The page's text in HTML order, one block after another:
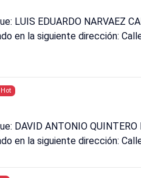
LUIS EDUARDO NARVAEZ
en la siguiente dirección:
Hot
DAVID ANTONIO
en la siguiente dirección: